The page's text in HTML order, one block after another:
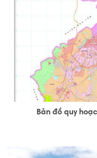
Bản đồ quy